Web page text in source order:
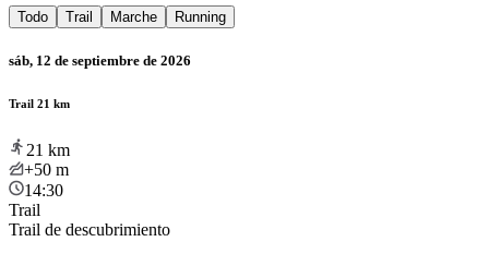
Todo Trail Marche Running
sáb, 12 de septiembre de 2026
Trail 21 km
21 km
+50 m
14:30
Trail
Trail de descubrimiento